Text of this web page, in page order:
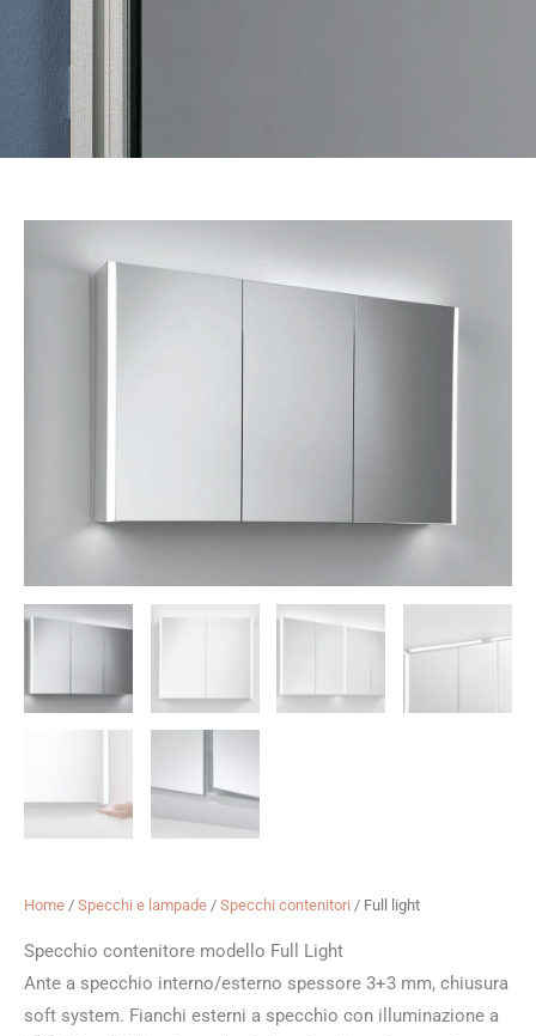
Home / Specchi e lampade / Specchi contenitori / Full light
Specchio contenitore modello Full Light
Ante a specchio interno/esterno spessore 3+3 mm, chiusura
soft system. Fianchi esterni a specchio con illuminazione a